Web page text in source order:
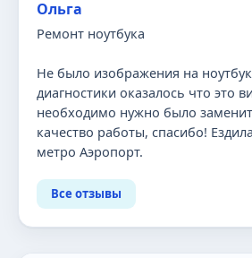
Ольга
Ремонт ноутбука
Не было изображения на
диагностики оказалось что это
необходимо нужно было
качество работы, спасибо!
метро Аэропорт.
Все отзывы